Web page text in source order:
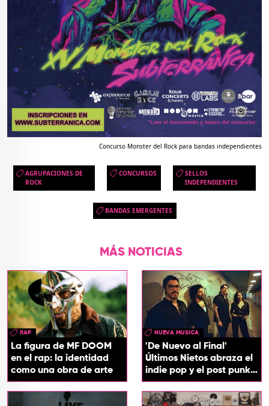
Concurso Monster del Rock para bandas independientes
AGRUPACIONES DE
ROCK
CONCURSOS
SELLOS
INDEPENDIENTES
BANDAS EMERGENTES
MÁS NOTICIAS
RAP
La figura de MF DOOM
en el rap: la identidad
como una obra de arte
NUEVA MUSICA
'De Nuevo al Final'
Últimos Nietos abraza el
indie pop y el post punk
en su nuevo EP